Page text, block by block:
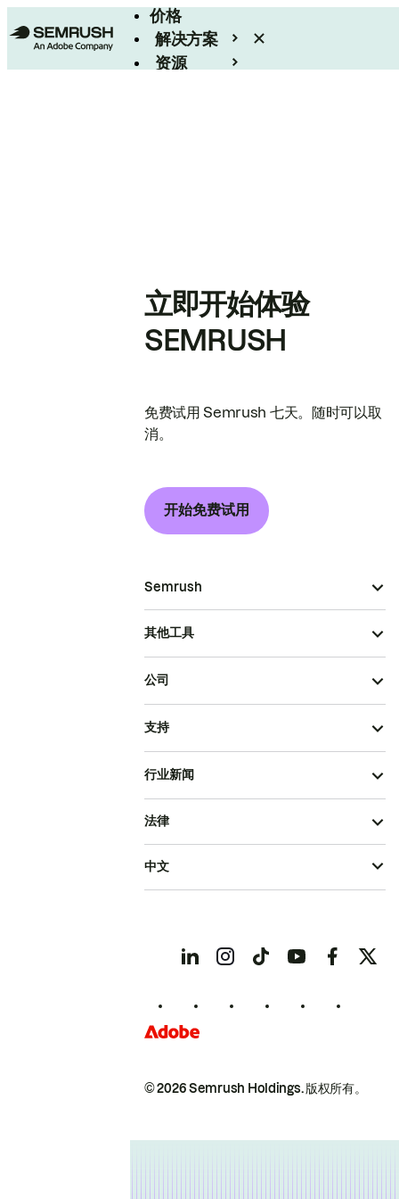
价格
解决方案
资源
立即开始体验
SEMRUSH
免费试用 Semrush 七天。随时可以取
消。
开始免费试用
Semrush
其他工具
公司
支持
行业新闻
© 2026 Semrush Holdings.版权所有。
法律
中文